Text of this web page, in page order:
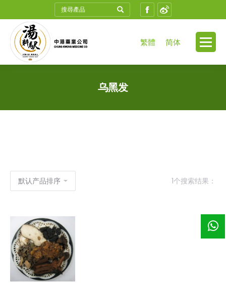
Search: Facebook
繁體 简体
乌黑发
1个搜索结果：